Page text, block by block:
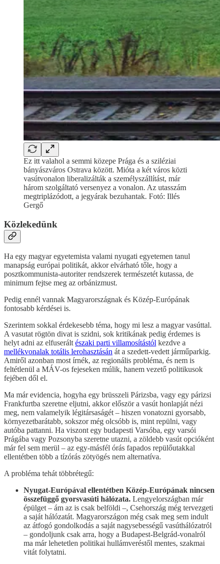
Ez itt valahol a semmi közepe Prága és a sziléziai
bányászváros Ostrava között. Mióta a két város közti
vasútvonalon liberalizálták a személyszállítást, már
három szolgáltató versenyez a vonalon. Az utasszám
megtriplázódott, a jegyárak bezuhantak. Fotó: Illés
Gergő
Közlekedünk
Ha egy magyar egyetemista valami nyugati egyetemen tanul
manapság európai politikát, akkor elvárható tőle, hogy a
posztkommunista-autoriter rendszerek természetét kutassa, de
minimum fejtse meg az orbánizmust.
Pedig ennél vannak Magyarországnak és Közép-Európának
fontosabb kérdései is.
Szerintem sokkal érdekesebb téma, hogy mi lesz a magyar vasúttal.
A vasutat rögtön divat is szidni, sok kritikának pedig érdemes is
helyt adni az elfuseráltészaki parti villamosítástól kezdve a
mellékvonalak totális lerohasztásán át a szedett-vedett járműparkig.
Amiről azonban most írnék, az regionális probléma, és nem is
feltétlenül a MÁV-os fejeseken múlik, hanem vezető politikusok
fejében dől el.
Ma már evidencia, hogyha egy brüsszeli Párizsba, vagy egy párizsi
Frankfurtba szeretne eljutni, akkor először a vasút honlapját nézi
meg, nem valamelyik légitársaságét – hiszen vonatozni gyorsabb,
környezetbarátabb, sokszor még olcsóbb is, mint repülni, vagy
autóba pattanni. Ha viszont egy budapesti Varsóba, egy varsói
Prágába vagy Pozsonyba szeretne utazni, a zöldebb vasút opcióként
már fel sem merül – az egy-másfél órás fapados repülőutakkal
ellentétben több a tízórás zötyögés nem alternatíva.
A probléma tehát többrétegű:
Nyugat-Európával ellentétben Közép-Európának nincsen
összefüggő gyorsvasúti hálózata. Lengyelországban már
épülget – ám az is csak belföldi –, Csehország még tervezgeti
a saját hálózatát. Magyarországon még csak meg sem indult
az átfogó gondolkodás a saját nagysebességű vasúthálózatról
– gondoljunk csak arra, hogy a Budapest-Belgrád-vonalról
ma már lehetetlen politikai hullámveréstől mentes, szakmai
vitát folytatni.